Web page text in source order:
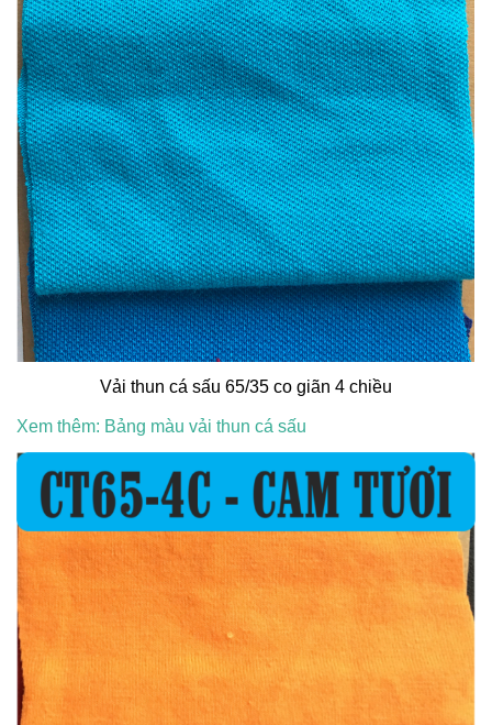
Vải thun cá sấu 65/35 co giãn 4 chiều
Xem thêm: Bảng màu vải thun cá sấu